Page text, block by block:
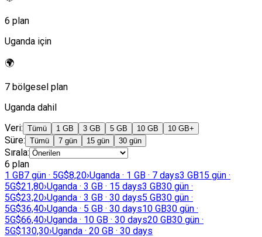
6 plan
Uganda için
🌍
7 bölgesel plan
Uganda dahil
Veri: Tümü 1 GB 3 GB 5 GB 10 GB 10 GB+
Süre: Tümü 7 gün 15 gün 30 gün
Sırala:
6 plan
1 GB7 gün · 5G$8,20›Uganda · 1 GB · 7 days3 GB15 gün ·
5G$21,80›Uganda · 3 GB · 15 days3 GB30 gün ·
5G$23,20›Uganda · 3 GB · 30 days5 GB30 gün ·
5G$36,40›Uganda · 5 GB · 30 days10 GB30 gün ·
5G$66,40›Uganda · 10 GB · 30 days20 GB30 gün ·
5G$130,30›Uganda · 20 GB · 30 days